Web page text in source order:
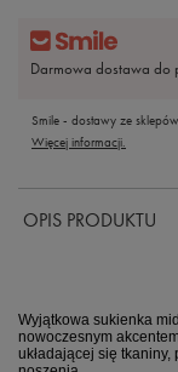
Darmowa dostawa do
Smile - dostawy ze
Więcej informacji.
OPIS PRODUKTU
Wyjątkowa sukienka
nowoczesnym
układającej się